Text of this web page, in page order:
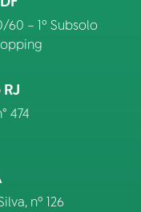
60 – 1º Subsolo
474
nº 126